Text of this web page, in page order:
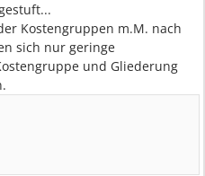
Kostengruppen m.M. nach
sich nur geringe
und Gliederung